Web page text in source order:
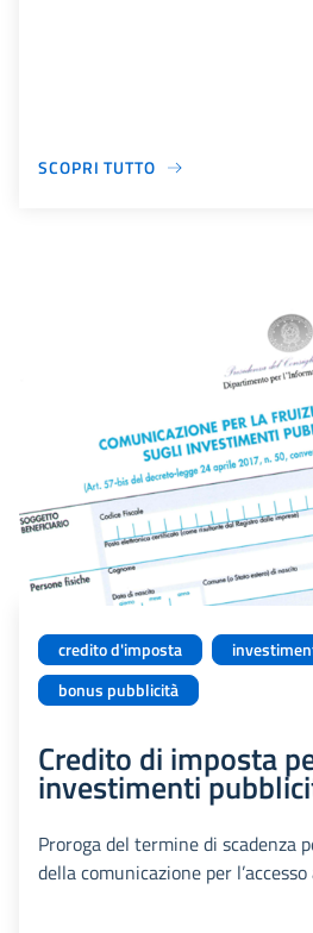
SCOPRI TUTTO
credito d'imposta
bonus pubblicità
Credito di imposta
investimenti
Proroga del termine di scadenza
della comunicazione per